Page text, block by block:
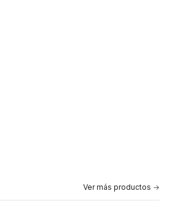
Ver más productos